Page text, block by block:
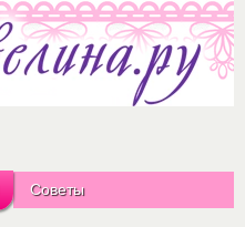
Советы